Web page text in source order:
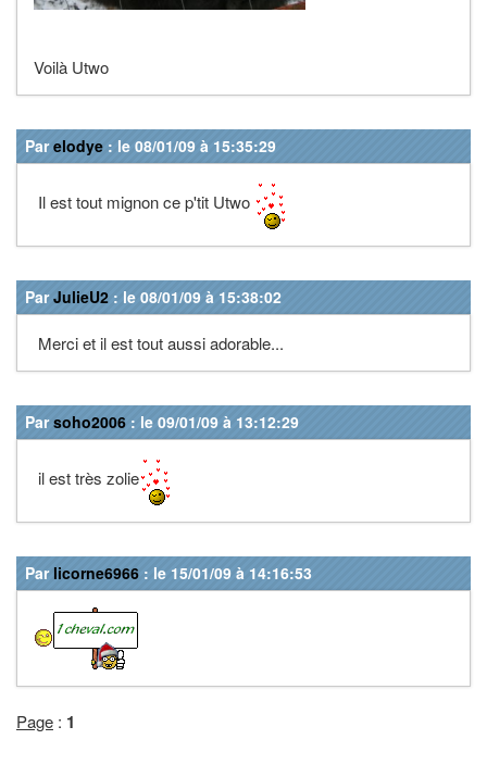
Voilà Utwo
Parelodye : le 08/01/09 à 15:35:29
Il est tout mignon ce p'tit Utwo
ParJulieU2 : le 08/01/09 à 15:38:02
Merci et il est tout aussi adorable...
Parsoho2006 : le 09/01/09 à 13:12:29
il est très zolie
Par licorne6966 : le 15/01/09 à 14:16:53
Page : 1